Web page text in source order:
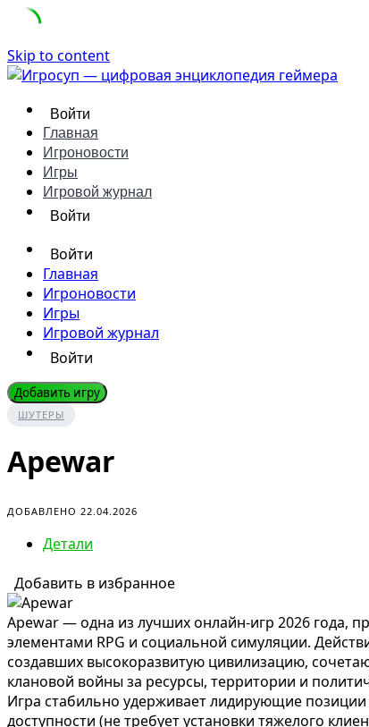
Skip to content
Войти
Главная
Игроновости
Игры
Игровой журнал
Войти
Войти
Главная
Игроновости
Игры
Игровой журнал
Войти
Добавить игру
ШУТЕРЫ
Apewar
ДОБАВЛЕНО 22.04.2026
Детали
Добавить в избранное
Apewar — одна из лучших онлайн-игр 2026 года,
элементами RPG и социальной симуляции.
создавших высокоразвитую цивилизацию,
клановой войны за ресурсы, территории и
Игра стабильно удерживает лидирующие
доступности (не требует установки тяжелого